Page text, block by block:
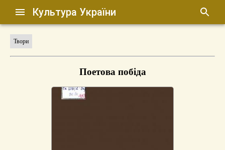
Культура України
Твори
Поетова побіда